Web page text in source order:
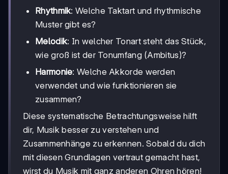
Rhythmik: Welche Taktart und rhythmische
Muster gibt es?
Melodik: In welcher Tonart steht das Stück,
wie groß ist der Tonumfang (Ambitus)?
Harmonie: Welche Akkorde werden
verwendet und wie funktionieren sie
zusammen?
Diese systematische Betrachtungsweise hilft
dir, Musik besser zu verstehen und
Zusammenhänge zu erkennen. Sobald du dich
mit diesen Grundlagen vertraut gemacht hast,
wirst du Musik mit ganz anderen Ohren hören!